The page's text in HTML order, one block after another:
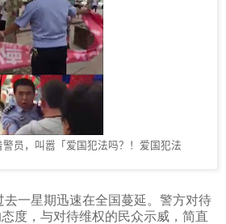
员，叫嚣「爱国犯法吗？！爱国犯法
一星期迅速在全国蔓延。警方对待
度，与对待维权的民众示威，简直